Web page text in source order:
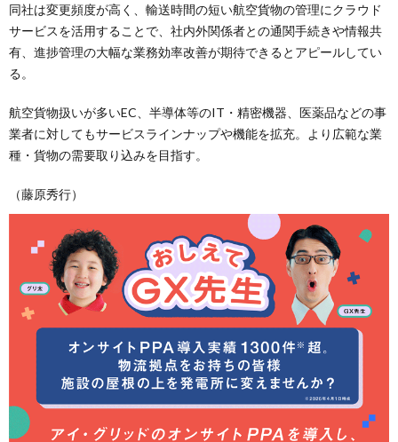
同社は変更頻度が高く、輸送時間の短い航空貨物の管理にクラウド
サービスを活用することで、社内外関係者との通関手続きや情報共
有、進捗管理の大幅な業務効率改善が期待できるとアピールしてい
る。
航空貨物扱いが多いEC、半導体等のIT・精密機器、医薬品などの事
業者に対してもサービスラインナップや機能を拡充。より広範な業
種・貨物の需要取り込みを目指す。
（藤原秀行）